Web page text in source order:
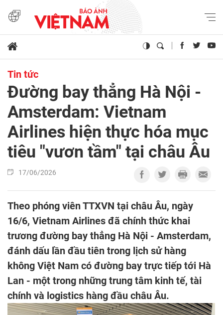
Tin tức
Đường bay thẳng Hà Nội -
Amsterdam: Vietnam
Airlines hiện thực hóa mục
tiêu "vươn tầm" tại châu Âu
17/06/2026
Theo phóng viên TTXVN tại châu Âu, ngày
16/6, Vietnam Airlines đã chính thức khai
trương đường bay thẳng Hà Nội - Amsterdam,
đánh dấu lần đầu tiên trong lịch sử hàng
không Việt Nam có đường bay trực tiếp tới Hà
Lan - một trong những trung tâm kinh tế, tài
chính và logistics hàng đầu châu Âu.